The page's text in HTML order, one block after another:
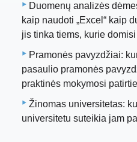
Duomenų analizės
kaip naudoti „Excel“ kaip
jis tinka tiems, kurie
Pramonės pavyzdžiai:
pasaulio pramonės
praktinės mokymosi
Žinomas universitetas:
universitetu suteikia jam